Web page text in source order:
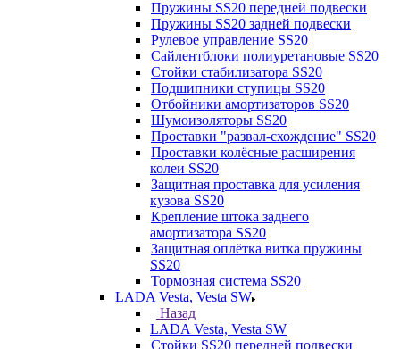
Пружины SS20 передней подвески
Пружины SS20 задней подвески
Рулевое управление SS20
Сайлентблоки полиуретановые SS20
Стойки стабилизатора SS20
Подшипники ступицы SS20
Отбойники амортизаторов SS20
Шумоизоляторы SS20
Проставки "развал-схождение" SS20
Проставки колёсные расширения
колеи SS20
Защитная проставка для усиления
кузова SS20
Крепление штока заднего
амортизатора SS20
Защитная оплётка витка пружины
SS20
Тормозная система SS20
LADA Vesta, Vesta SW
Назад
LADA Vesta, Vesta SW
Стойки SS20 передней подвески